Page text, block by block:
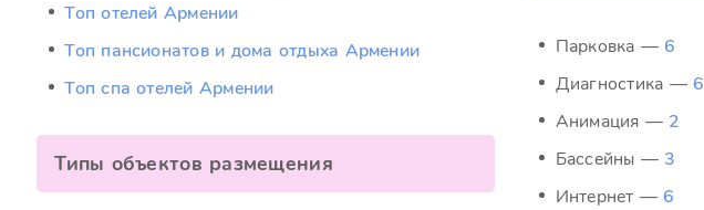
Топ отелей Армении
Топ пансионатов и дома отдыха Армении
Топ спа отелей Армении
Типы объектов размещения
Парковка —6
Диагностика —6
Анимация — 2
Бассейны — 3
Интернет —6